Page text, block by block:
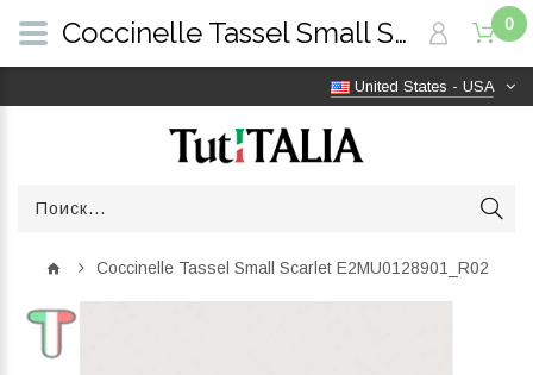
United States - USA
0
Coccinelle Tassel Small Scarlet E2MU0128901_R02
Coccinelle Tassel Small Scarlet E2MU0128901_R02 | TutITALIA